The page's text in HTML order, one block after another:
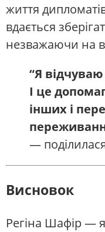
життя
вдається
незважаючи на
“Я
І це
інших і
—
Висновок
Регіна Шафір —